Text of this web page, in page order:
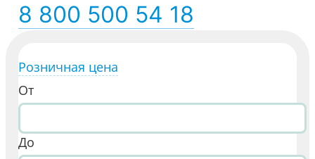
8 800 500 54 18
Розничная цена
От
До